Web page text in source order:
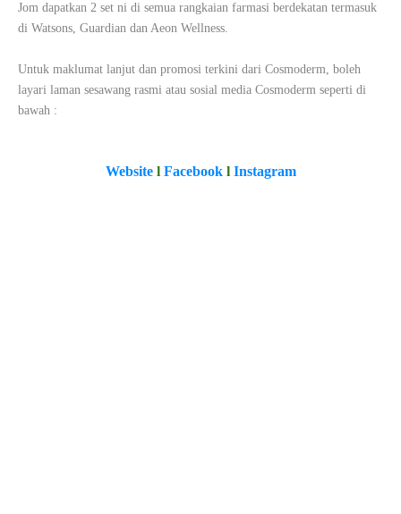
Jom dapatkan 2 set ni di semua rangkaian farmasi berdekatan termasuk
di Watsons, Guardian dan Aeon Wellness.
Untuk maklumat lanjut dan promosi terkini dari Cosmoderm, boleh
layari laman sesawang rasmi atau sosial media Cosmoderm seperti di
bawah :
Websitel Facebookl Instagram